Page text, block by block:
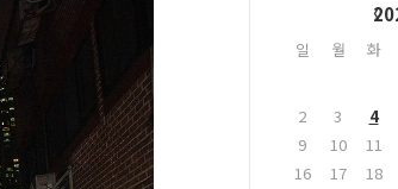
일 월 화
2
3 4
9
10 11
16
17 18